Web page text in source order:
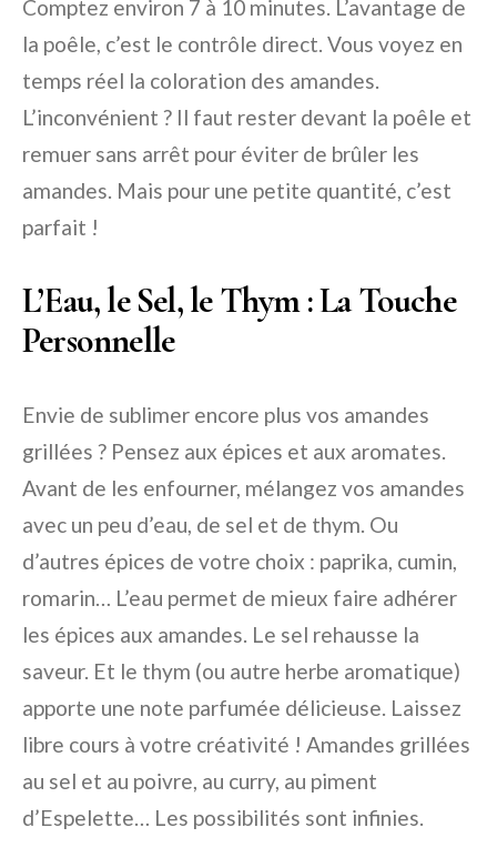
Comptez environ 7 à 10 minutes. L’avantage de
la poêle, c’est le contrôle direct. Vous voyez en
temps réel la coloration des amandes.
L’inconvénient ? Il faut rester devant la poêle et
remuer sans arrêt pour éviter de brûler les
amandes. Mais pour une petite quantité, c’est
parfait !
L’Eau, le Sel, le Thym : La Touche
Personnelle
Envie de sublimer encore plus vos amandes
grillées ? Pensez aux épices et aux aromates.
Avant de les enfourner, mélangez vos amandes
avec un peu d’eau, de sel et de thym. Ou
d’autres épices de votre choix : paprika, cumin,
romarin… L’eau permet de mieux faire adhérer
les épices aux amandes. Le sel rehausse la
saveur. Et le thym (ou autre herbe aromatique)
apporte une note parfumée délicieuse. Laissez
libre cours à votre créativité ! Amandes grillées
au sel et au poivre, au curry, au piment
d’Espelette… Les possibilités sont infinies.